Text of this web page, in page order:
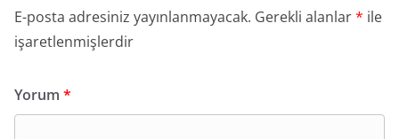
E-posta adresiniz yayınlanmayacak. Gerekli alanlar* ile
işaretlenmişlerdir
Yorum *